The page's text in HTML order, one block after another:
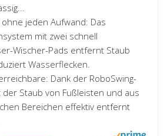
jeden Aufwand: Das
mit zwei schnell
Wischer-Pads entfernt Staub
Wasserflecken.
Dank der RoboSwing-
der Staub von Fußleisten und aus
Bereichen effektiv entfernt